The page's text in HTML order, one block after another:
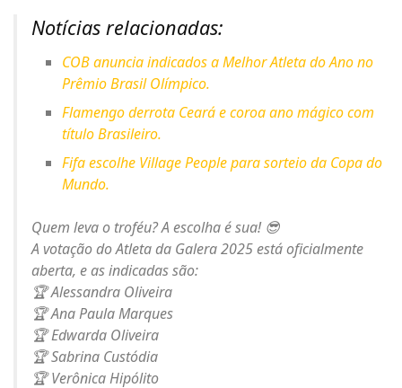
Notícias relacionadas:
COB anuncia indicados a Melhor Atleta do Ano no
Prêmio Brasil Olímpico.
Flamengo derrota Ceará e coroa ano mágico com
título Brasileiro.
Fifa escolhe Village People para sorteio da Copa do
Mundo.
Quem leva o troféu? A escolha é sua! 😎
A votação do Atleta da Galera 2025 está oficialmente
aberta, e as indicadas são:
🏆 Alessandra Oliveira
🏆 Ana Paula Marques
🏆 Edwarda Oliveira
🏆 Sabrina Custódia
🏆 Verônica Hipólito